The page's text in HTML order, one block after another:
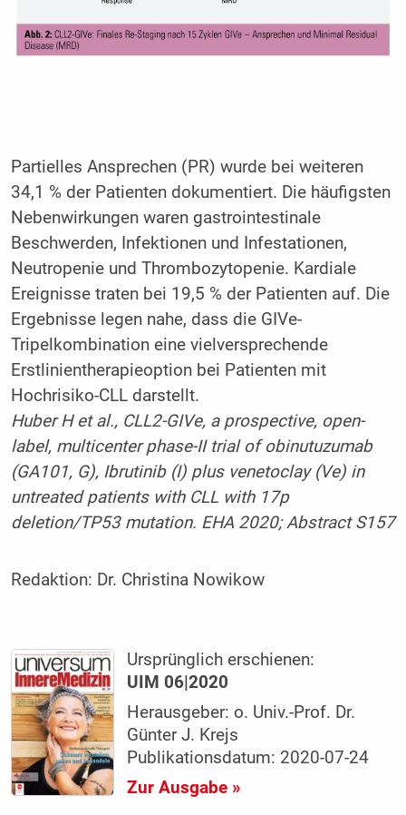
Partielles Ansprechen (PR) wurde bei weiteren
34,1 % der Patienten dokumentiert. Die häufigsten
Nebenwirkungen waren gastrointestinale
Beschwerden, Infektionen und Infestationen,
Neutropenie und Thrombozytopenie. Kardiale
Ereignisse traten bei 19,5 % der Patienten auf. Die
Ergebnisse legen nahe, dass die GIVe-
Tripelkombination eine vielversprechende
Erstlinientherapieoption bei Patienten mit
Hochrisiko-CLL darstellt.
Huber H et al., CLL2-GIVe, a prospective, open-
label, multicenter phase-II trial of obinutuzumab
(GA101, G), Ibrutinib (I) plus venetoclay (Ve) in
untreated patients with CLL with 17p
deletion/TP53 mutation. EHA 2020; Ab­stract S157
Redaktion: Dr. Christina Nowikow
Ursprünglich erschienen:
UIM 06|2020
Herausgeber: o. Univ.-Prof. Dr.
Günter J. Krejs
Publikationsdatum: 2020-07-24
Zur Ausgabe »